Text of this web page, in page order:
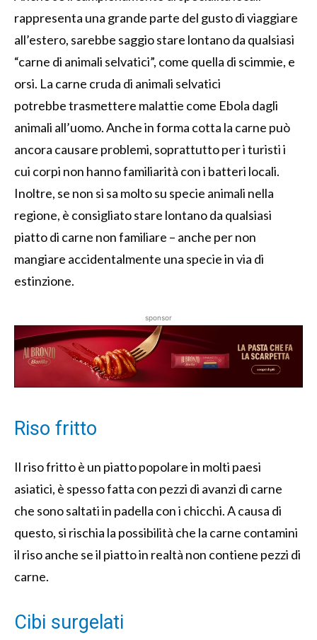
rappresenta una grande parte del gusto di viaggiare
all’estero, sarebbe saggio stare lontano da qualsiasi
“carne di animali selvatici”, come quella di scimmie, e
orsi. La carne cruda di animali selvatici
potrebbe trasmettere malattie come Ebola dagli
animali all’uomo. Anche in forma cotta la carne può
ancora causare problemi, soprattutto per i turisti i
cui corpi non hanno familiarità con i batteri locali.
Inoltre, se non si sa molto su specie animali nella
regione, è consigliato stare lontano da qualsiasi
piatto di carne non familiare – anche per non
mangiare accidentalmente una specie in via di
estinzione.
sponsor
Riso fritto
Il riso fritto è un piatto popolare in molti paesi
asiatici, è spesso fatta con pezzi di avanzi di carne
che sono saltati in padella con i chicchi. A causa di
questo, si rischia la possibilità che la carne contamini
il riso anche se il piatto in realtà non contiene pezzi di
carne.
Cibi surgelati